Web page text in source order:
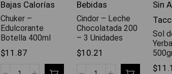
Bajas Calorías
Chuker –
Edulcorante
Botella 400ml
$11.87
Bebidas
Cindor – Leche
Chocolatada 200
– 3 Unidades
$10.21
Sin
Tacc
Sol
$